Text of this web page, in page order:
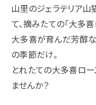
山里のジェラテリア
て、摘みたての「大多
大多喜が育んだ芳醇
の季節だけ。
とれたての大多喜ロ
ませんか？